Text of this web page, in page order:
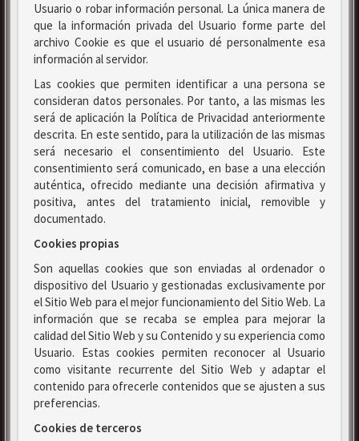
Usuario o robar información personal. La única manera de
que la información privada del Usuario forme parte del
archivo Cookie es que el usuario dé personalmente esa
información al servidor.
Las cookies que permiten identificar a una persona se
consideran datos personales. Por tanto, a las mismas les
será de aplicación la Política de Privacidad anteriormente
descrita. En este sentido, para la utilización de las mismas
será necesario el consentimiento del Usuario. Este
consentimiento será comunicado, en base a una elección
auténtica, ofrecido mediante una decisión afirmativa y
positiva, antes del tratamiento inicial, removible y
documentado.
Cookies propias
Son aquellas cookies que son enviadas al ordenador o
dispositivo del Usuario y gestionadas exclusivamente por
el Sitio Web para el mejor funcionamiento del Sitio Web. La
información que se recaba se emplea para mejorar la
calidad del Sitio Web y su Contenido y su experiencia como
Usuario. Estas cookies permiten reconocer al Usuario
como visitante recurrente del Sitio Web y adaptar el
contenido para ofrecerle contenidos que se ajusten a sus
preferencias.
Cookies de terceros